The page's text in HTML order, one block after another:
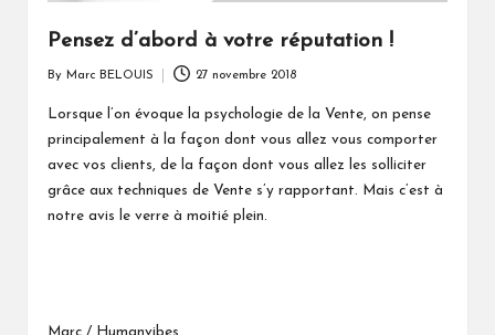
Pensez d’abord à votre réputation !
by
By Marc BELOUIS 27 novembre 2018
Lorsque l’on évoque la psychologie de la Vente, on pense
principalement à la façon dont vous allez vous comporter
avec vos clients, de la façon dont vous allez les solliciter
grâce aux techniques de Vente s’y rapportant. Mais c’est à
notre avis le verre à moitié plein.
Marc / Humanvibes